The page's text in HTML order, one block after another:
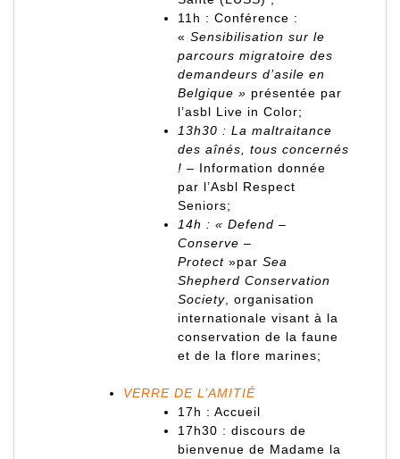
11h : Conférence :
« Sensibilisation sur le
parcours migratoire des
demandeurs d’asile en
Belgique » présentée par
l’asbl Live in Color;
13h30 : La maltraitance
des aînés, tous concernés
! – Information donnée
par l’Asbl Respect
Seniors;
14h : « Defend –
Conserve –
Protect »par Sea
Shepherd Conservation
Society , organisation
internationale visant à la
conservation de la faune
et de la flore marines;
VERRE DE L’AMITIÉ
17h : Accueil
17h30 : discours de
bienvenue de Madame la